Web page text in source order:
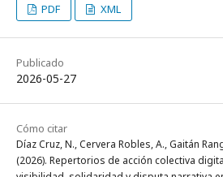
PDF XML
Publicado
2026-05-27
Cómo citar
Díaz Cruz, N., Cervera Robles, A., Gaitán
(2026). Repertorios de acción colectiva